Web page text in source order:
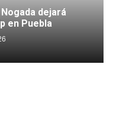
dejará
en Puebla